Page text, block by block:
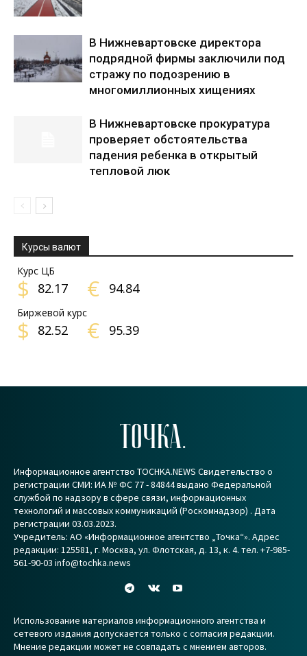
В Нижневартовске директора
подрядной фирмы заключили под
стражу по подозрению в
многомиллионных хищениях
В Нижневартовске прокуратура
проверяет обстоятельства
падения ребенка в открытый
тепловой люк
Курсы валют
Курс ЦБ
$ 82.17 € 94.84
Биржевой курс
$ 82.52 € 95.39
ТОЧКА.
Информационное агентство TOCHKA.NEWS Свидетельство о
регистрации СМИ: ИА № ФС 77 - 84844 выдано Федеральной
службой по надзору в сфере связи, информационных
технологий и массовых коммуникаций (Роскомнадзор) . Дата
регистрации 03.03.2023.
Учредитель: АО «Информационное агентство „Точка“». Адрес
редакции: 125581, г. Москва, ул. Флотская, д. 13, к. 4. тел. +7-985-
561-90-03 info@tochka.news
Использование материалов информационного агентства и
сетевого издания допускается только с согласия редакции.
Мнение редакции может не совпадать с мнением авторов.